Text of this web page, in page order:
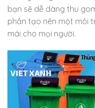
bạn sẽ dễ dàng thu
phần tạo nên một môi
mái cho mọi người.